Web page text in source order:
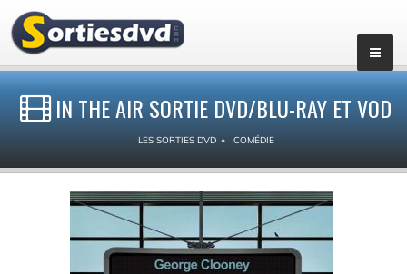
IN THE AIR SORTIE DVD/BLU-RAY ET VOD
LES SORTIES DVD COMÉDIE